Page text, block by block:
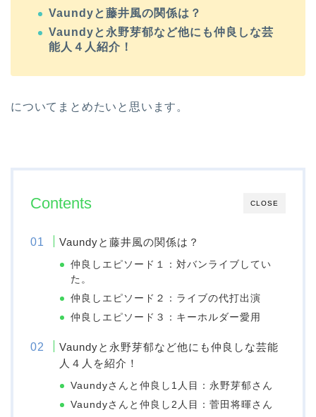
Vaundyと藤井風の関係は？
Vaundyと永野芽郁など他にも仲良しな芸
能人４人紹介！
についてまとめたいと思います。
CLOSE
Contents
Vaundyと藤井風の関係は？
仲良しエピソード１：対バンライブしてい
た。
仲良しエピソード２：ライブの代打出演
仲良しエピソード３：キーホルダー愛用
Vaundyと永野芽郁など他にも仲良しな芸能
人４人を紹介！
Vaundyさんと仲良し1人目：永野芽郁さん
Vaundyさんと仲良し2人目：菅田将暉さん